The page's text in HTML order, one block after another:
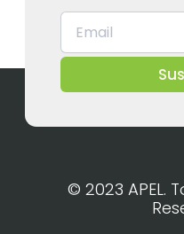
© 2023 APEL.